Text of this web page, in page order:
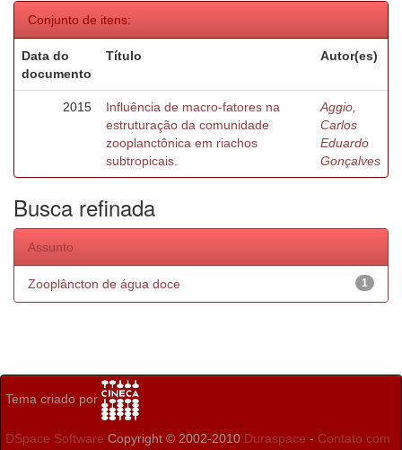
Conjunto de itens:
Data do
documento
Título Autor(es)
2015
Influência de macro-fatores na
estruturação da comunidade
zooplanctônica em riachos
subtropicais.
Aggio,
Carlos
Eduardo
Gonçalves
Busca refinada
Assunto
1
Zooplâncton de água doce
Tema criado por
DSpace Software Copyright © 2002-2010 Duraspace - Contato com